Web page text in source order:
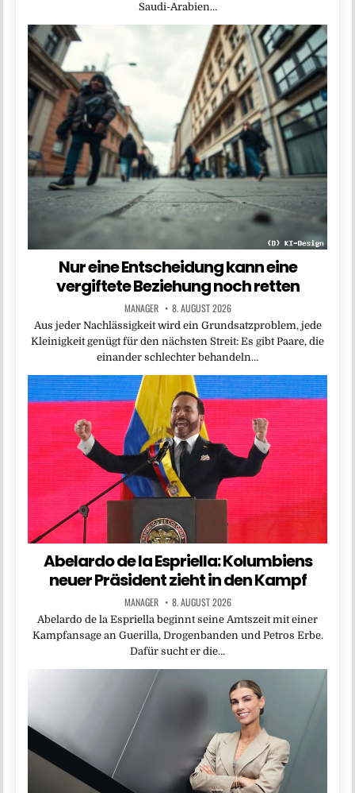
Saudi-Arabien…
Nur eine Entscheidung kann eine
vergiftete Beziehung noch retten
MANAGER 8. AUGUST 2026
Aus jeder Nachlässigkeit wird ein Grundsatzproblem, jede
Kleinigkeit genügt für den nächsten Streit: Es gibt Paare, die
einander schlechter behandeln…
Abelardo de la Espriella: Kolumbiens
neuer Präsident zieht in den Kampf
MANAGER 8. AUGUST 2026
Abelardo de la Espriella beginnt seine Amtszeit mit einer
Kampfansage an Guerilla, Drogenbanden und Petros Erbe.
Dafür sucht er die…